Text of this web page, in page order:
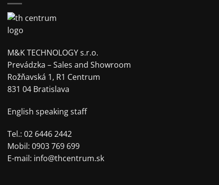
M&K TECHNOLOGY s.r.o.
Prevádzka – Sales and Showroom
Rožňavská 1, R1 Centrum
831 04 Bratislava
English speaking staff
Tel.: 02 6446 2442
Mobil: 0903 769 699
E-mail: info@thcentrum.sk